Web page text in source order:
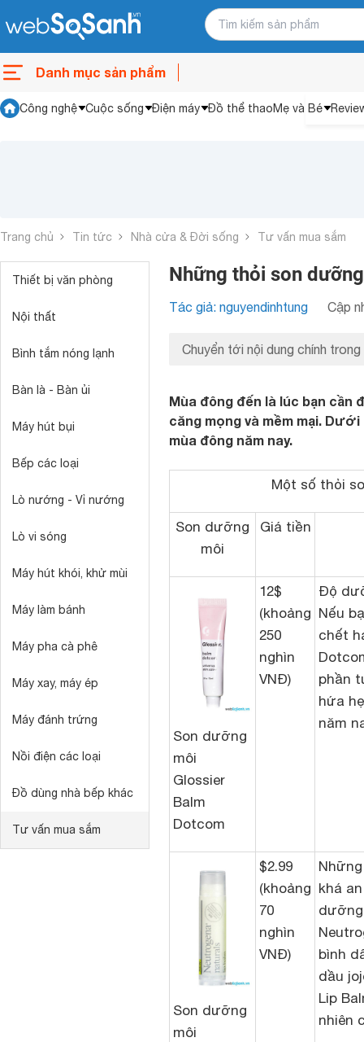
Danh mục sản phẩm
Công nghệ Cuộc sống Điện máy Đồ thể thaoMẹ và Bé
Trang chủ Tin tức Nhà cửa & Đời sống Tư vấn mua sắm
Thiết bị văn phòng
Nội thất
Bình tắm nóng lạnh
Bàn là - Bàn ủi
Máy hút bụi
Bếp các loại
Lò nướng - Vỉ nướng
Lò vi sóng
Máy hút khói, khử mùi
Máy làm bánh
Máy pha cà phê
Máy xay, máy ép
Máy đánh trứng
Nồi điện các loại
Đồ dùng nhà bếp khác
Tư vấn mua sắm
Những thỏi son
Tác giả: nguyendinhtung Cập
Chuyển tới nội dung chính trong
Mùa đông đến là lúc bạn cần
căng mọng và mềm mại.
mùa đông năm nay.
Một số thỏi
Son dưỡng
môi
Giá tiền
Son dưỡng
môi
Glossier
Balm
Dotcom
12$
(khoảng
250
nghìn
VNĐ)
Độ
Nếu
chết
phần
hứa
năm
Son dưỡng
môi
$2.99
(khoảng
70
nghìn
VNĐ)
khá
bình
dầu
Lip
nhiên